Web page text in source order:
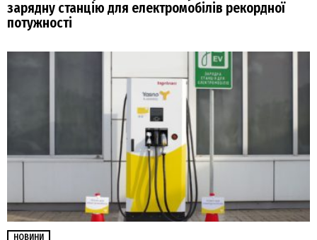
зарядну станцію для електромобілів рекордної
потужності
НОВИНИ